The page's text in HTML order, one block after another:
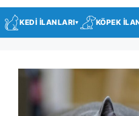
KEDİ İLANLARI▾ KÖPEK